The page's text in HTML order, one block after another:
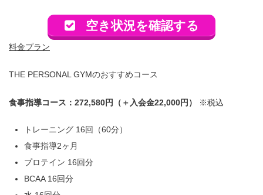
空き状況を確認する
料金プラン
THE PERSONAL GYMのおすすめコース
食事指導コース：272,580円（＋入会金22,000円） ※税込
トレーニング 16回（60分）
食事指導2ヶ月
プロテイン 16回分
BCAA 16回分